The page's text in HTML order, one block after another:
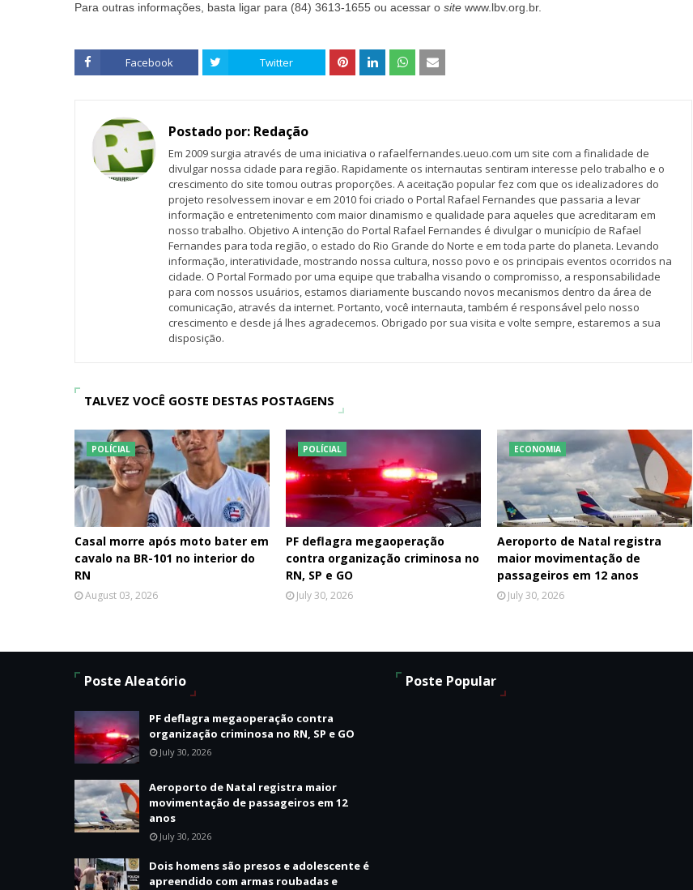
Para outras informações basta ligar para (84) 3613-1655 ou acessar o site www.lbv.org.br.
Facebook Twitter
Postado por: Redação
Em 2009 surgia através de uma iniciativa o rafaelfernandes.ueuo.com um site com a finalidade de
divulgar nossa cidade para região. Rapidamente os internautas sentiram interesse pelo trabalho e o
crescimento do site tomou outras proporções. A aceitação popular fez com que os idealizadores do
projeto resolvessem inovar e em 2010 foi criado o Portal Rafael Fernandes que passaria a levar
informação e entretenimento com maior dinamismo e qualidade para aqueles que acreditaram em
nosso trabalho. Objetivo A intenção do Portal Rafael Fernandes é divulgar o município de Rafael
Fernandes para toda região, o estado do Rio Grande do Norte e em toda parte do planeta. Levando
informação, interatividade, mostrando nossa cultura, nosso povo e os principais eventos ocorridos na
cidade. O Portal Formado por uma equipe que trabalha visando o compromisso, a responsabilidade
para com nossos usuários, estamos diariamente buscando novos mecanismos dentro da área de
comunicação, através da internet. Portanto, você internauta, também é responsável pelo nosso
crescimento e desde já lhes agradecemos. Obrigado por sua visita e volte sempre, estaremos a sua
disposição.
TALVEZ VOCÊ GOSTE DESTAS POSTAGENS
POLÍCIAL
Casal morre após moto bater em
cavalo na BR-101 no interior do
RN
August 03, 2026
POLÍCIAL
PF deflagra megaoperação
contra organização criminosa no
RN, SP e GO
July 30, 2026
ECONOMIA
Aeroporto de Natal registra
maior movimentação de
passageiros em 12 anos
July 30, 2026
Poste Aleatório
PF deflagra megaoperação contra
organização criminosa no RN, SP e GO
July 30, 2026
Aeroporto de Natal registra maior
movimentação de passageiros em 12
anos
July 30, 2026
Dois homens são presos e adolescente é
apreendido com armas roubadas e
Poste Popular